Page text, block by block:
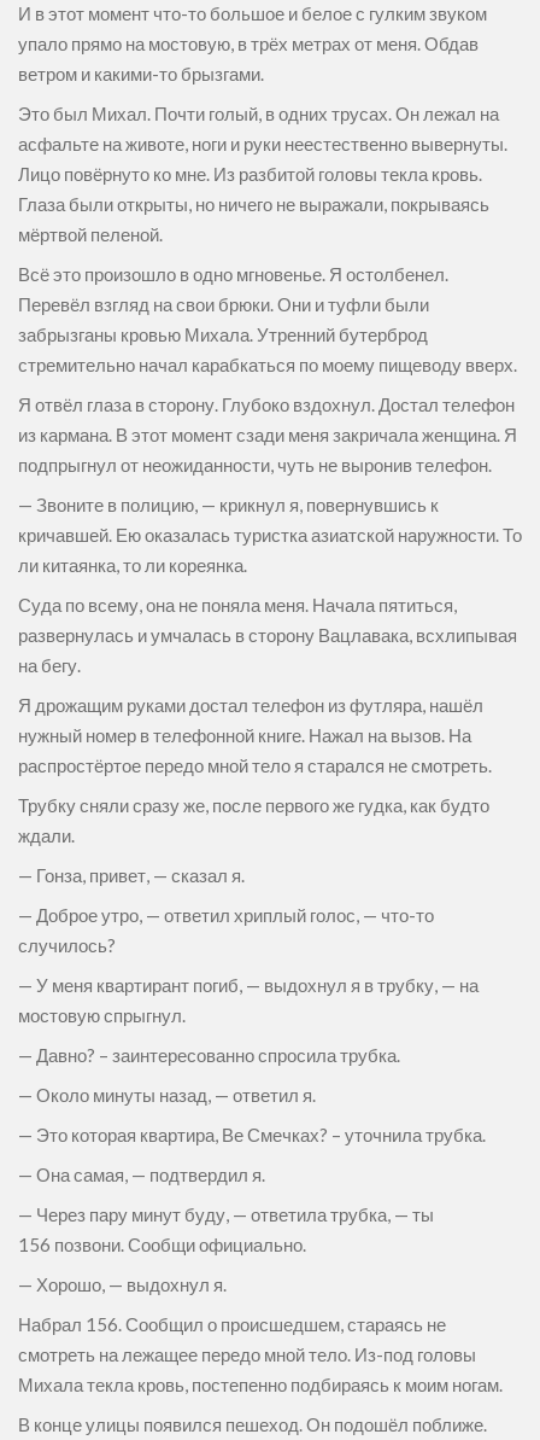
И в этот момент что-то большое и белое с гулким звуком
упало прямо на мостовую, в трёх метрах от меня. Обдав
ветром и какими-то брызгами.
Это был Михал. Почти голый, в одних трусах. Он лежал на
асфальте на животе, ноги и руки неестественно вывернуты.
Лицо повёрнуто ко мне. Из разбитой головы текла кровь.
Глаза были открыты, но ничего не выражали, покрываясь
мёртвой пеленой.
Всё это произошло в одно мгновенье. Я остолбенел.
Перевёл взгляд на свои брюки. Они и туфли были
забрызганы кровью Михала. Утренний бутерброд
стремительно начал карабкаться по моему пищеводу вверх.
Я отвёл глаза в сторону. Глубоко вздохнул. Достал телефон
из кармана. В этот момент сзади меня закричала женщина. Я
подпрыгнул от неожиданности, чуть не выронив телефон.
— Звоните в полицию, — крикнул я, повернувшись к
кричавшей. Ею оказалась туристка азиатской наружности. То
ли китаянка, то ли кореянка.
Суда по всему, она не поняла меня. Начала пятиться,
развернулась и умчалась в сторону Вацлавака, всхлипывая
на бегу.
Я дрожащим руками достал телефон из футляра, нашёл
нужный номер в телефонной книге. Нажал на вызов. На
распростёртое передо мной тело я старался не смотреть.
Трубку сняли сразу же, после первого же гудка, как будто
ждали.
— Гонза, привет, — сказал я.
— Доброе утро, — ответил хриплый голос, — что-то
случилось?
— У меня квартирант погиб, — выдохнул я в трубку, — на
мостовую спрыгнул.
— Давно? – заинтересованно спросила трубка.
— Около минуты назад, — ответил я.
— Это которая квартира, Ве Смечках? – уточнила трубка.
— Она самая, — подтвердил я.
— Через пару минут буду, — ответила трубка, — ты
156 позвони. Сообщи официально.
— Хорошо, — выдохнул я.
Набрал 156. Сообщил о происшедшем, стараясь не
смотреть на лежащее передо мной тело. Из-под головы
Михала текла кровь, постепенно подбираясь к моим ногам.
В конце улицы появился пешеход. Он подошёл поближе.